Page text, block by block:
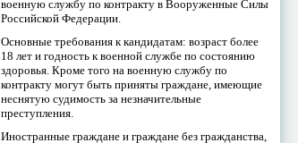
военную службу по контракту в Вооруженные Силы
Российской Федерации.
Основные требования к кандидатам: возраст более
18 лет и годность к военной службе по состоянию
здоровья. Кроме того на военную службу по
контракту могут быть приняты граждане, имеющие
неснятую судимость за незначительные
преступления.
Иностранные граждане и граждане без гражданства,